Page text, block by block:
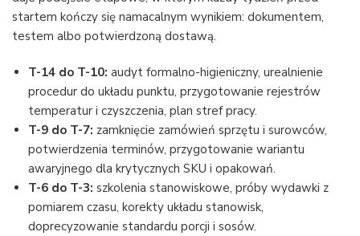
startem kończy się namacalnym wynikiem: dokumentem,
testem albo potwierdzoną dostawą.
T-14 do T-10: audyt formalno-higieniczny, urealnienie
procedur do układu punktu, przygotowanie rejestrów
temperatur i czyszczenia, plan stref pracy.
T-9 do T-7: zamknięcie zamówień sprzętu i surowców,
potwierdzenia terminów, przygotowanie wariantu
awaryjnego dla krytycznych SKU i opakowań.
T-6 do T-3: szkolenia stanowiskowe, próby wydawki z
pomiarem czasu, korekty układu stanowisk,
doprecyzowanie standardu porcji i sosów.